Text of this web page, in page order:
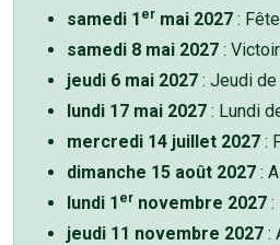
samedi 1 er mai 2027 :
samedi 8 mai 2027 :
jeudi 6 mai 2027 : Jeudi
lundi 17 mai 2027 : Lundi
mercredi 14 juillet 2027 :
dimanche 15 août 2027 :
lundi 1 er novembre 2027 :
jeudi 11 novembre 2027 :